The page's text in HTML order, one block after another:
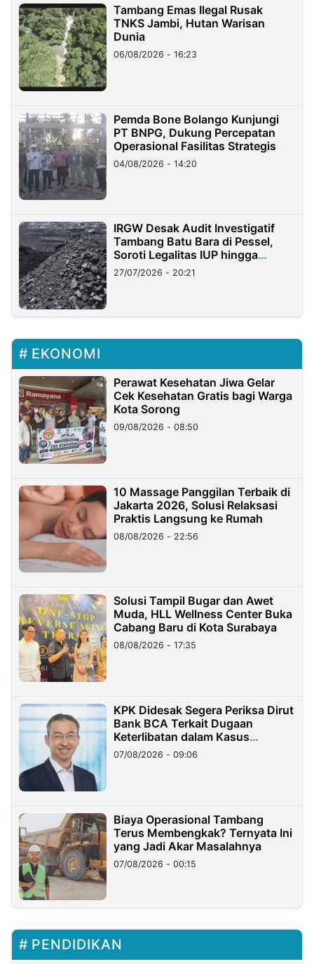
Tambang Emas Ilegal Rusak
TNKS Jambi, Hutan Warisan
Dunia
06/08/2026 - 16:23
Pemda Bone Bolango Kunjungi
PT BNPG, Dukung Percepatan
Operasional Fasilitas Strategis
04/08/2026 - 14:20
IRGW Desak Audit Investigatif
Tambang Batu Bara di Pessel,
Soroti Legalitas IUP hingga
Stockpile
27/07/2026 - 20:21
EKONOMI
Perawat Kesehatan Jiwa Gelar
Cek Kesehatan Gratis bagi Warga
Kota Sorong
09/08/2026 - 08:50
10 Massage Panggilan Terbaik di
Jakarta 2026, Solusi Relaksasi
Praktis Langsung ke Rumah
08/08/2026 - 22:56
Solusi Tampil Bugar dan Awet
Muda, HLL Wellness Center Buka
Cabang Baru di Kota Surabaya
08/08/2026 - 17:35
KPK Didesak Segera Periksa Dirut
Bank BCA Terkait Dugaan
Keterlibatan dalam Kasus
Hilangnya Dana Nasabah Rp2,58
Miliar
07/08/2026 - 09:06
Biaya Operasional Tambang
Terus Membengkak? Ternyata Ini
yang Jadi Akar Masalahnya
07/08/2026 - 00:15
PENDIDIKAN